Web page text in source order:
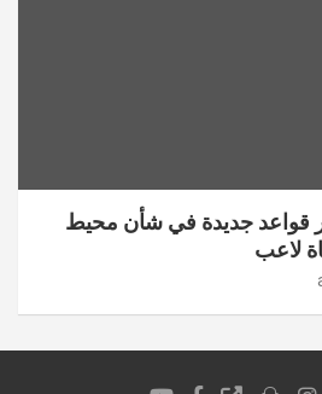
قواعد جديدة في شأن محيط
لاعب